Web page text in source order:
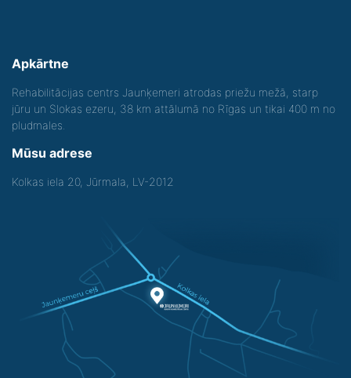
Apkārtne
Rehabilitācijas centrs Jaunķemeri atrodas priežu mežā, starp
jūru un Slokas ezeru, 38 km attālumā no Rīgas un tikai 400 m no
pludmales.
Mūsu adrese
Kolkas iela 20, Jūrmala, LV-2012